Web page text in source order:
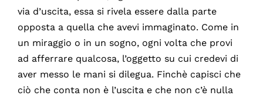
via d’uscita, essa si rivela essere dalla parte
opposta a quella che avevi immaginato. Come in
un miraggio o in un sogno, ogni volta che provi
ad afferrare qualcosa, l’oggetto su cui credevi di
aver messo le mani si dilegua. Finchè capisci che
ciò che conta non è l’uscita e che non c’è nulla